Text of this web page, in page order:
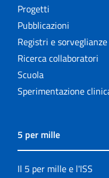
Progetti
Pubblicazioni
Registri e sorveglianze
Ricerca collaboratori
Scuola
Sperimentazione
5 per mille
Il 5 per mille e l'ISS